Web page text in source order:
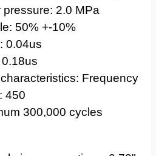
2.0 MPa
50% +-10%
0.04us
Frequency
450
300,000 cycles